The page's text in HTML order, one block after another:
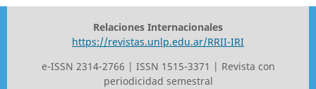
Relaciones Internacionales
https://revistas.unlp.edu.ar/RRII-IRI
e-ISSN 2314-2766 | ISSN 1515-3371 | Revista con
periodicidad semestral